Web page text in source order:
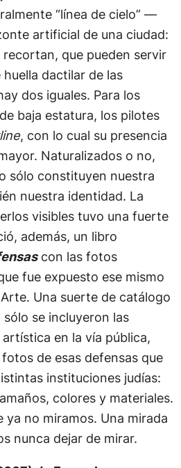
“línea de cielo” —
artificial de una ciudad:
recortan, que pueden servir
dactilar de las
dos iguales. Para los
baja estatura, los pilotes
, con lo cual su presencia
Naturalizados o no,
sólo constituyen nuestra
nuestra identidad. La
visibles tuvo una fuerte
además, un libro
con las fotos
fue expuesto ese mismo
Una suerte de catálogo
se incluyeron las
en la vía pública,
de esas defensas que
instituciones judías:
colores y materiales.
ya no miramos. Una mirada
nunca dejar de mirar.